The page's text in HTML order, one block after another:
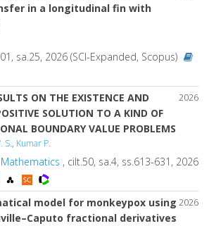
in a longitudinal fin with
sa.25, 2026 (SCI-Expanded, Scopus)
2026
ON THE EXISTENCE AND
SOLUTION TO A KIND OF
BOUNDARY VALUE PROBLEMS
S., Kumar P.
, cilt.50, sa.4, ss.613-631, 2026
2026
model for monkeypox using
fractional derivatives